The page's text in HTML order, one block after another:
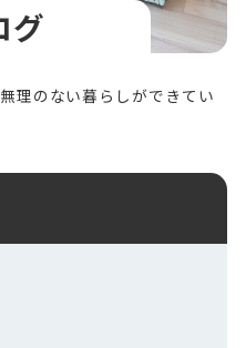
グ
理のない暮らしができてい